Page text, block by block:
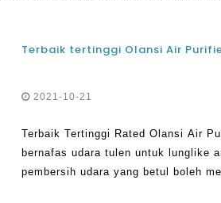
2021-10-21
Terbaik Tertinggi Rated Olansi Air
bernafas udara tulen untuk lunglike
pembersih udara yang betul boleh